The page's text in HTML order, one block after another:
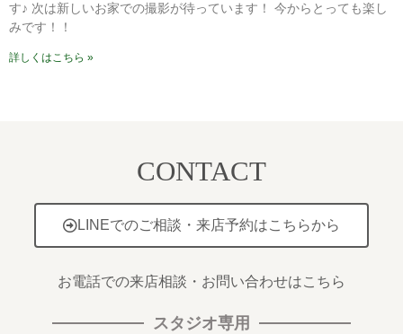
す♪ 次は新しいお家での撮影が待っています！ 今からとっても楽し
みです！！
詳しくはこちら »
CONTACT
LINEでのご相談・来店予約はこちらから
お電話での来店相談・お問い合わせはこちら
スタジオ専用